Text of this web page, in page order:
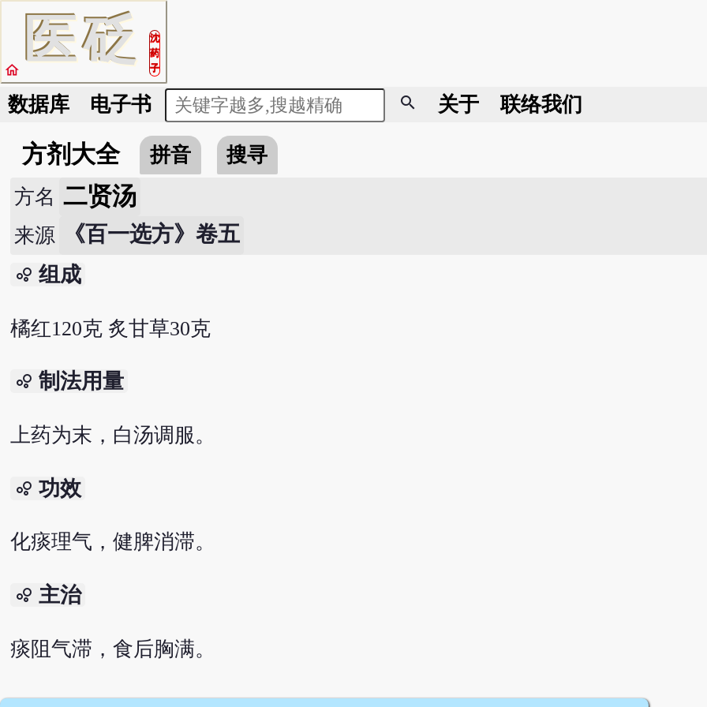
医砭
沈
药
子
home
数据库 电子书 search 关于 联络我们
方剂大全 拼音 搜寻
方名 二贤汤
来源 《百一选方》卷五
bubble_chart 组成
橘红120克 炙甘草30克
bubble_chart 制法用量
上药为末，白汤调服。
bubble_chart 功效
化痰理气，健脾消滞。
bubble_chart 主治
痰阻气滞，食后胸满。